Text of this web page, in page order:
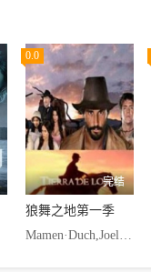
0.0
完结
狼舞之地第一季